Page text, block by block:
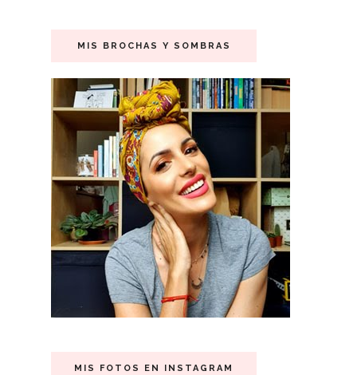
MIS BROCHAS Y SOMBRAS
MIS FOTOS EN INSTAGRAM